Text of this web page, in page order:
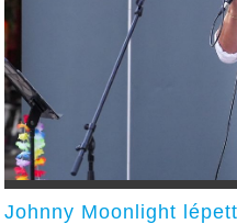
Johnny Moonlight